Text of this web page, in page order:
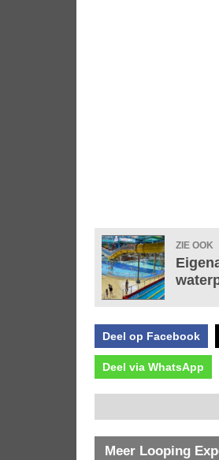
ZIE OOK
Deel op Facebook
Deel via WhatsApp
Meer Looping